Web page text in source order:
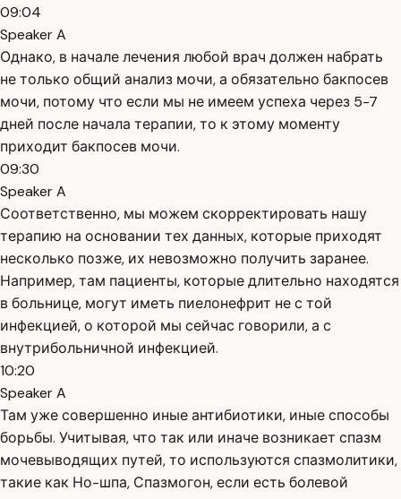
09:04
Speaker A
Однако, в начале лечения любой врач должен набрать
не только общий анализ мочи, а обязательно бакпосев
мочи, потому что если мы не имеем успеха через 5-7
дней после начала терапии, то к этому моменту
приходит бакпосев мочи.
09:30
Speaker A
Соответственно, мы можем скорректировать нашу
терапию на основании тех данных, которые приходят
несколько позже, их невозможно получить заранее.
Например, там пациенты, которые длительно находятся
в больнице, могут иметь пиелонефрит не с той
инфекцией, о которой мы сейчас говорили, а с
внутрибольничной инфекцией.
10:20
Speaker A
Там уже совершенно иные антибиотики, иные способы
борьбы. Учитывая, что так или иначе возникает спазм
мочевыводящих путей, то используются спазмолитики,
такие как Но-шпа, Спазмогон, если есть болевой